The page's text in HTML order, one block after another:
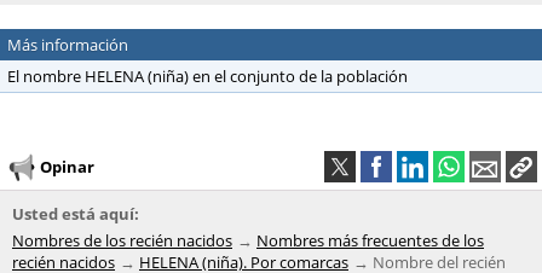
Más información
El nombre HELENA (niña) en el conjunto de la población
Opinar
Usted está aquí:
Nombres de los recién nacidos
Nombres más frecuentes de los
recién nacidos
HELENA (niña). Por comarcas Nombre del recién